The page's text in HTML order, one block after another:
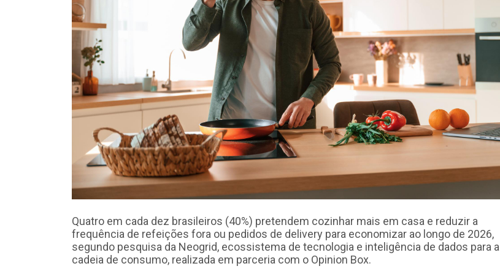
Quatro em cada dez brasileiros (40%) pretendem cozinhar mais em casa e reduzir a
frequência de refeições fora ou pedidos de delivery para economizar ao longo de 2026,
segundo pesquisa da Neogrid, ecossistema de tecnologia e inteligência de dados para a
cadeia de consumo, realizada em parceria com o Opinion Box.